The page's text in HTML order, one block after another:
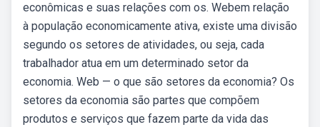
econômicas e suas relações com os. Webem relação
à população economicamente ativa, existe uma divisão
segundo os setores de atividades, ou seja, cada
trabalhador atua em um determinado setor da
economia. Web — o que são setores da economia? Os
setores da economia são partes que compõem
produtos e serviços que fazem parte da vida das